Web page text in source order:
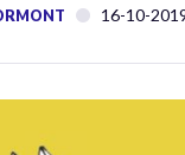
16-10-